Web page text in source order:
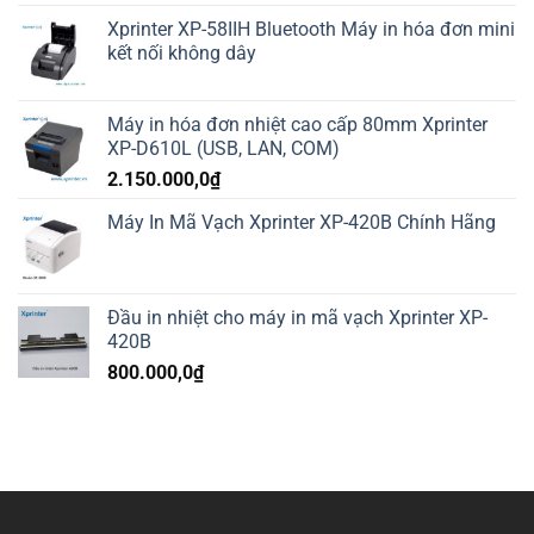
Xprinter XP-58IIH Bluetooth Máy in hóa đơn mini
kết nối không dây
Máy in hóa đơn nhiệt cao cấp 80mm Xprinter
XP-D610L (USB, LAN, COM)
2.150.000,0₫
Máy In Mã Vạch Xprinter XP-420B Chính Hãng
Đầu in nhiệt cho máy in mã vạch Xprinter XP-
420B
800.000,0₫